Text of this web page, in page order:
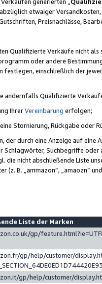
etwaiger
Preisnachlässe,
Qualifizierte Verkäufe nicht
oder andere
einschließlich der
andernfalls Qualifizierte
IhrerVereinbarung erfolgen;
Stornierung, Rückgabe oder
der durch eine Anzeige auf
Schlagwörter, Suchbegriffe
die nicht abschließende Liste
(z. B. „ammazon“, „amaozn“
Liste der Marken
gp/
gp/help/customer/
gp/help/customer/